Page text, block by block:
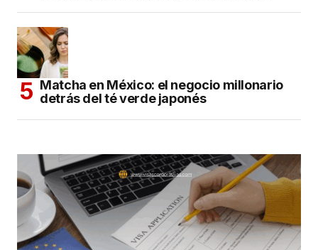
Matcha en México: el negocio millonario
detrás del té verde japonés